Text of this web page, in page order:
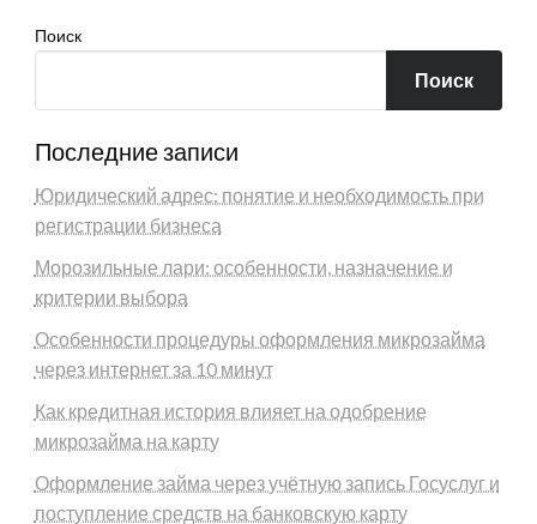
Поиск
Поиск
Последние записи
Юридический адрес: понятие и необходимость при
регистрации бизнеса
Морозильные лари: особенности, назначение и
критерии выбора
Особенности процедуры оформления микрозайма
через интернет за 10 минут
Как кредитная история влияет на одобрение
микрозайма на карту
Оформление займа через учётную запись Госуслуг и
поступление средств на банковскую карту